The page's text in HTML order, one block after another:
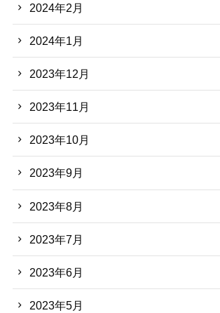
2024年2月
2024年1月
2023年12月
2023年11月
2023年10月
2023年9月
2023年8月
2023年7月
2023年6月
2023年5月